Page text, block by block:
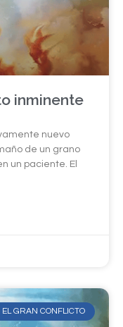
inminente
nuevo
de un grano
un paciente. El
GRAN CONFLICTO